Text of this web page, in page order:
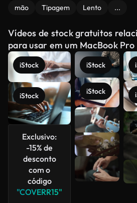
mão Tipagem Lento ...
Vídeos de stock gratuitos
para usar em um MacBook Pro
iStock
iStock
Exclusivo:
-15% de
desconto
com o
código
"COVERR15"
iStock
iStock